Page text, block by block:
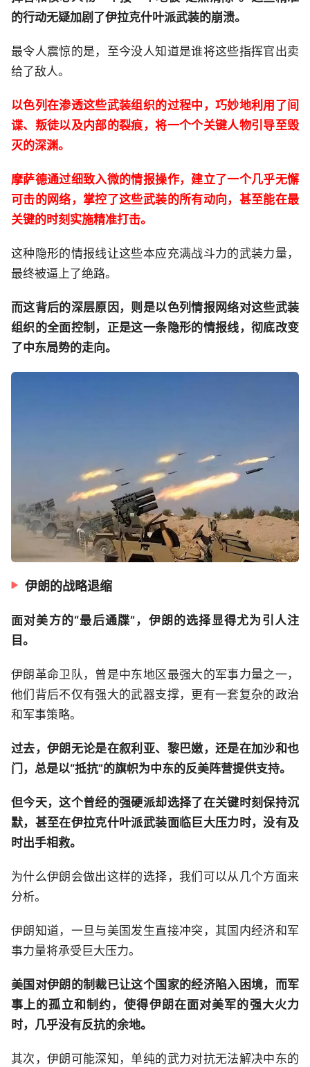
的行动无疑加剧了伊拉克什叶派武装的崩溃。
最令人震惊的是，至今没人知道是谁将这些指挥官出卖
给了敌人。
以色列在渗透这些武装组织的过程中，巧妙地利用了间
谍、叛徒以及内部的裂痕，将一个个关键人物引导至毁
灭的深渊。
摩萨德通过细致入微的情报操作，建立了一个几乎无懈
可击的网络，掌控了这些武装的所有动向，甚至能在最
关键的时刻实施精准打击。
这种隐形的情报线让这些本应充满战斗力的武装力量，
最终被逼上了绝路。
而这背后的深层原因，则是以色列情报网络对这些武装
组织的全面控制，正是这一条隐形的情报线，彻底改变
了中东局势的走向。
伊朗的战略退缩
面对美方的“最后通牒”，伊朗的选择显得尤为引人注
目。
伊朗革命卫队，曾是中东地区最强大的军事力量之一，
他们背后不仅有强大的武器支撑，更有一套复杂的政治
和军事策略。
过去，伊朗无论是在叙利亚、黎巴嫩，还是在加沙和也
门，总是以“抵抗”的旗帜为中东的反美阵营提供支持。
但今天，这个曾经的强硬派却选择了在关键时刻保持沉
默，甚至在伊拉克什叶派武装面临巨大压力时，没有及
时出手相救。
为什么伊朗会做出这样的选择，我们可以从几个方面来
分析。
伊朗知道，一旦与美国发生直接冲突，其国内经济和军
事力量将承受巨大压力。
美国对伊朗的制裁已让这个国家的经济陷入困境，而军
事上的孤立和制约，使得伊朗在面对美军的强大火力
时，几乎没有反抗的余地。
其次，伊朗可能深知，单纯的武力对抗无法解决中东的